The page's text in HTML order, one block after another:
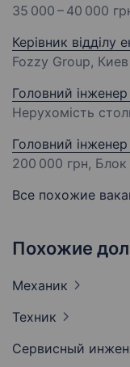
35 000 – 40 000
Керівник відділу
Fozzy Group, Киев
Головний інженер
Нерухомість
Головний
200 000 грн,
Все похожие
Похожие
Механик
Техник
Сервисный